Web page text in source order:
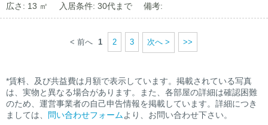
広さ: 13 ㎡ 入居条件: 30代まで 備考:
< 前へ 1 2 3 次へ > >>
*賃料、及び共益費は月額で表示しています。掲載されている写真
は、実物と異なる場合があります。また、各部屋の詳細は確認困難
のため、運営事業者の自己申告情報を掲載しています。詳細につき
ましては、
問い合わせフォームより、お問い合わせ下さい。